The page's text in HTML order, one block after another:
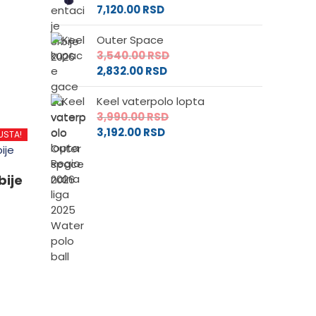
7,120.00RSD
Outer Space
3,540.00RSD
2,832.00RSD
Keel vaterpolo lopta
3,990.00RSD
3,192.00RSD